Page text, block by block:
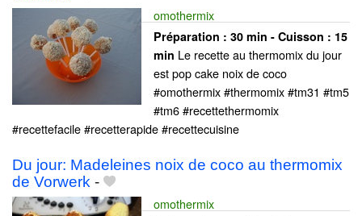
omothermix
Préparation : 30 min - Cuisson : 15
min Le recette au thermomix du jour
est pop cake noix de coco
#omothermix #thermomix #tm31 #tm5
#tm6 #recettethermomix
#recettefacile #recetterapide #recettecuisine
Du jour: Madeleines noix de coco au thermomix
de Vorwerk -
omothermix